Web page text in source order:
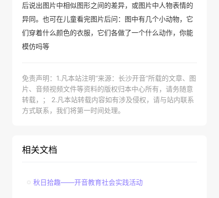
后说出图片中相似图形之间的差异，或图片中人物表情的
异同。也可在儿童看完图片后问：图中有几个小动物，它
们穿着什么颜色的衣服，它们各做了一个什么动作，你能
模仿吗等
免责声明：1.凡本站注明“来源：长沙开音”所载的文章、图
片、音频视频文件等资料的版权归本中心所有，请务随意
转载，； 2.凡本站转载内容如有涉及侵权，请与站内联系
方式联系，我们将第一时间处理。
相关文档
秋日拾趣——开音教育社会实践活动